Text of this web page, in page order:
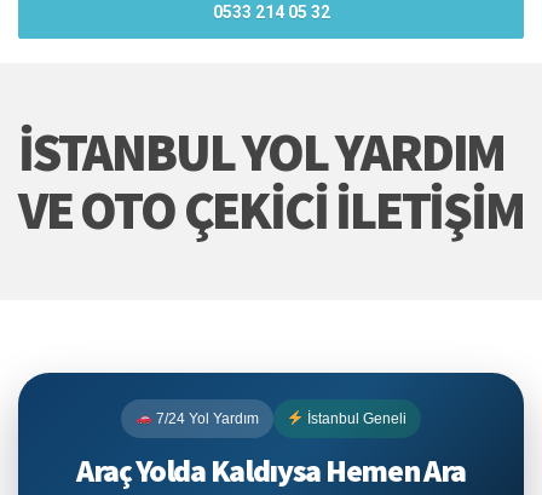
0533 214 05 32
İSTANBUL YOL YARDIM
VE OTO ÇEKICI İLETIŞIM
7/24 Yol Yardım İstanbul Geneli
Araç Yolda Kaldıysa Hemen Ara